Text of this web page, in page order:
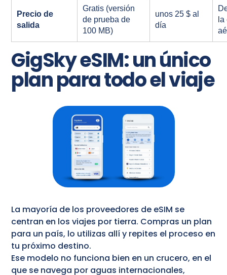
Precio de
salida
Gratis (versión
de prueba de
100 MB)
unos 25 $ al
día
GigSky eSIM: un único
plan para todo el viaje
La mayoría de los proveedores de eSIM se
centran en los viajes por tierra. Compras un plan
para un país, lo utilizas allí y repites el proceso en
tu próximo destino.
Ese modelo no funciona bien en un crucero, en el
que se navega por aguas internacionales,